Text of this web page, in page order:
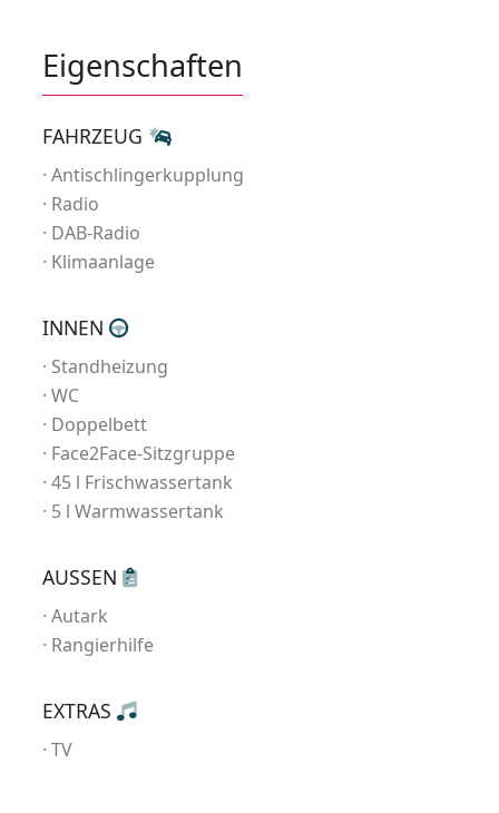
Eigenschaften
FAHRZEUG
Antischlingerkupplung
Radio
DAB-Radio
Klimaanlage
INNEN
Standheizung
WC
Doppelbett
Face2Face-Sitzgruppe
45 l Frischwassertank
5 l Warmwassertank
AUSSEN
Autark
Rangierhilfe
EXTRAS
TV